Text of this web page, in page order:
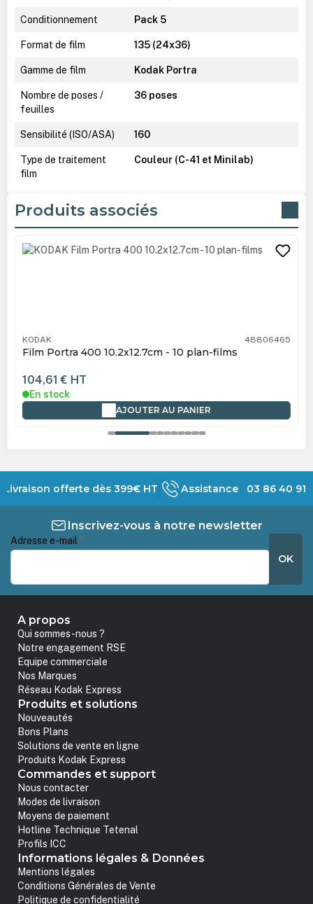
Conditionnement Pack 5
Format de film 135 (24x36)
Gamme de film Kodak Portra
Nombre de poses /
feuilles
36 poses
Sensibilité (ISO/ASA) 160
Type de traitement
film
Couleur (C-41 et Minilab)
Produits associés
Ignorer la galerie de produits
KODAK 48806465
Film Portra 400 10.2x12.7cm - 10 plan-films
104,61 € HT
En stock
AJOUTER AU PANIER
Livraison offerte dès 399€ HT Assistance 03 86 40 91
Inscrivez-vous à notre newsletter
Adresse e-mail *
OK
A propos
Qui sommes-nous ?
Notre engagement RSE
Equipe commerciale
Nos Marques
Réseau Kodak Express
Produits et solutions
Nouveautés
Bons Plans
Solutions de vente en ligne
Produits Kodak Express
Commandes et support
Nous contacter
Modes de livraison
Moyens de paiement
Hotline Technique Tetenal
Profils ICC
Informations légales & Données
Mentions légales
Conditions Générales de Vente
Politique de confidentialité